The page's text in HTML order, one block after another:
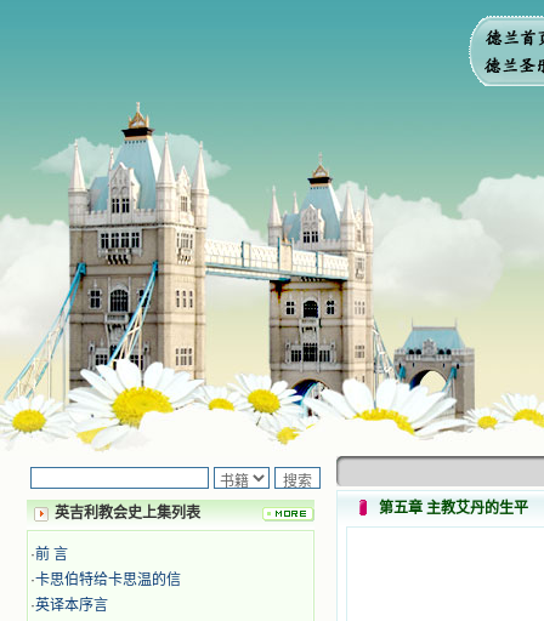
英吉利教会史上集列表
·前 言
·卡思伯特给卡思温的信
·英译本序言
第五章 主教艾丹的生平